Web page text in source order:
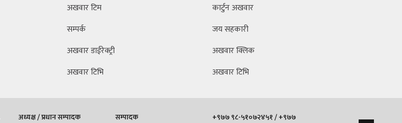
अखवार टिम
सम्पर्क
अखवार डाईरेक्ट्री
अखवार टिभि
कार्टुन अखवार
जय सहकारी
अखवार क्लिक
अखवार टिभि
अध्यक्ष / प्रधान सम्पादक सम्पादक +९७७ ९८-५१०७२४५१ / +९७७